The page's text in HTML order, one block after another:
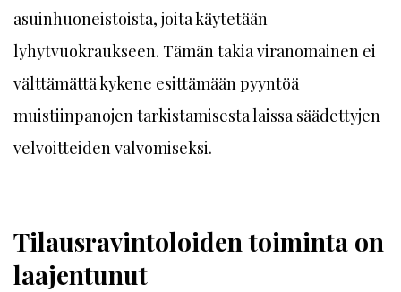
asuinhuoneistoista, joita käytetään
lyhytvuokraukseen. Tämän takia viranomainen ei
välttämättä kykene esittämään pyyntöä
muistiinpanojen tarkistamisesta laissa säädettyjen
velvoitteiden valvomiseksi.
Tilausravintoloiden toiminta on
laajentunut